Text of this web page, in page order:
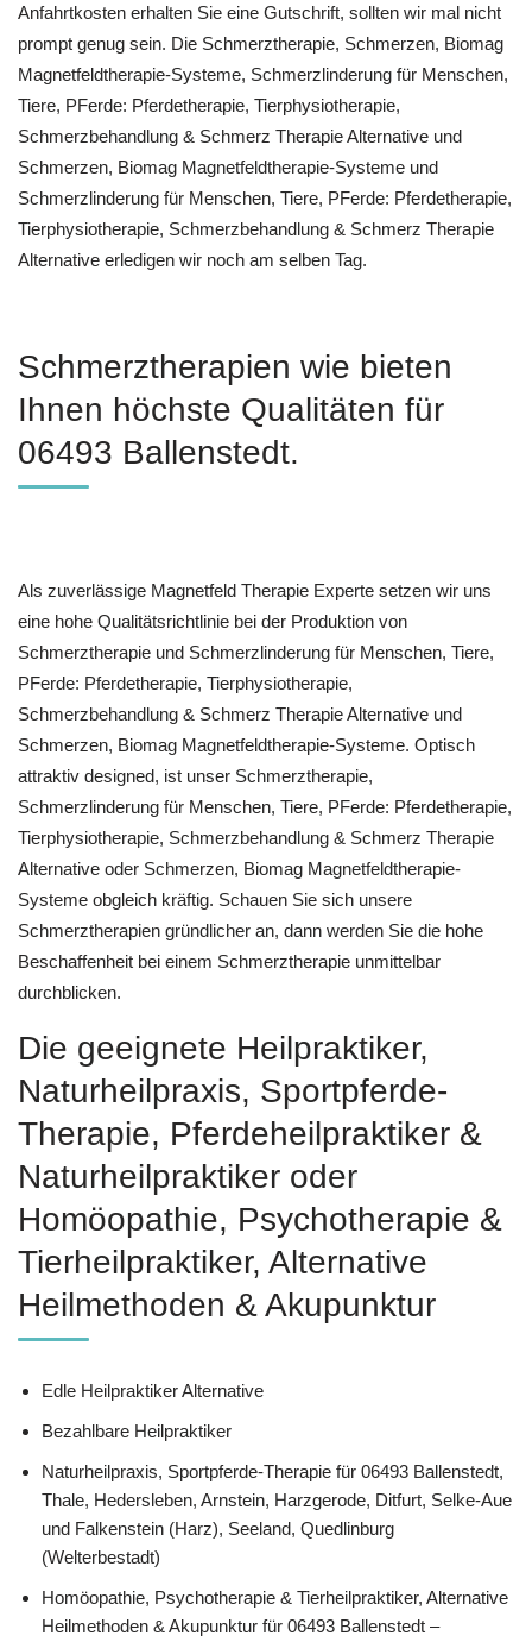
Anfahrtkosten erhalten Sie eine Gutschrift, sollten wir mal nicht
prompt genug sein. Die Schmerztherapie, Schmerzen, Biomag
Magnetfeldtherapie-Systeme, Schmerzlinderung für Menschen,
Tiere, PFerde: Pferdetherapie, Tierphysiotherapie,
Schmerzbehandlung & Schmerz Therapie Alternative und
Schmerzen, Biomag Magnetfeldtherapie-Systeme und
Schmerzlinderung für Menschen, Tiere, PFerde: Pferdetherapie,
Tierphysiotherapie, Schmerzbehandlung & Schmerz Therapie
Alternative erledigen wir noch am selben Tag.
Schmerztherapien wie bieten
Ihnen höchste Qualitäten für
06493 Ballenstedt.
Als zuverlässige Magnetfeld Therapie Experte setzen wir uns
eine hohe Qualitätsrichtlinie bei der Produktion von
Schmerztherapie und Schmerzlinderung für Menschen, Tiere,
PFerde: Pferdetherapie, Tierphysiotherapie,
Schmerzbehandlung & Schmerz Therapie Alternative und
Schmerzen, Biomag Magnetfeldtherapie-Systeme. Optisch
attraktiv designed, ist unser Schmerztherapie,
Schmerzlinderung für Menschen, Tiere, PFerde: Pferdetherapie,
Tierphysiotherapie, Schmerzbehandlung & Schmerz Therapie
Alternative oder Schmerzen, Biomag Magnetfeldtherapie-
Systeme obgleich kräftig. Schauen Sie sich unsere
Schmerztherapien gründlicher an, dann werden Sie die hohe
Beschaffenheit bei einem Schmerztherapie unmittelbar
durchblicken.
Die geeignete Heilpraktiker,
Naturheilpraxis, Sportpferde-
Therapie, Pferdeheilpraktiker &
Naturheilpraktiker oder
‎Homöopathie, ‎Psychotherapie &
‎Tierheilpraktiker, Alternative
Heilmethoden & Akupunktur
Edle Heilpraktiker Alternative
Bezahlbare Heilpraktiker
Naturheilpraxis, Sportpferde-Therapie für 06493 Ballenstedt,
Thale, Hedersleben, Arnstein, Harzgerode, Ditfurt, Selke-Aue
und Falkenstein (Harz), Seeland, Quedlinburg
(Welterbestadt)
‎Homöopathie, ‎Psychotherapie & ‎Tierheilpraktiker, Alternative
Heilmethoden & Akupunktur für 06493 Ballenstedt –